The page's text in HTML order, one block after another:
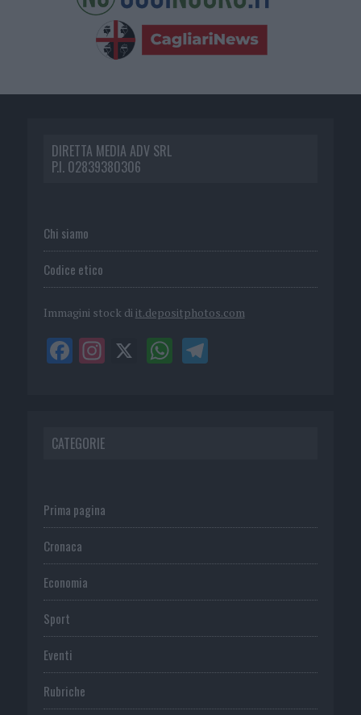
DIRETTA MEDIA ADV SRL
P.I. 02839380306
Chi siamo
Codice etico
Immagini stock di it.depositphotos.com
CATEGORIE
Prima pagina
Cronaca
Economia
Sport
Eventi
Rubriche